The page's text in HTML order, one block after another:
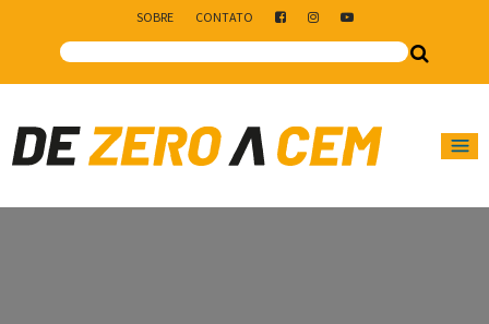
SOBRE CONTATO
Main Navigation